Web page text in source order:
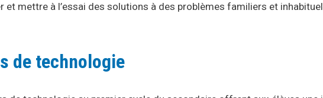
et mettre à l’essai des solutions à des problèmes familiers et
de technologie